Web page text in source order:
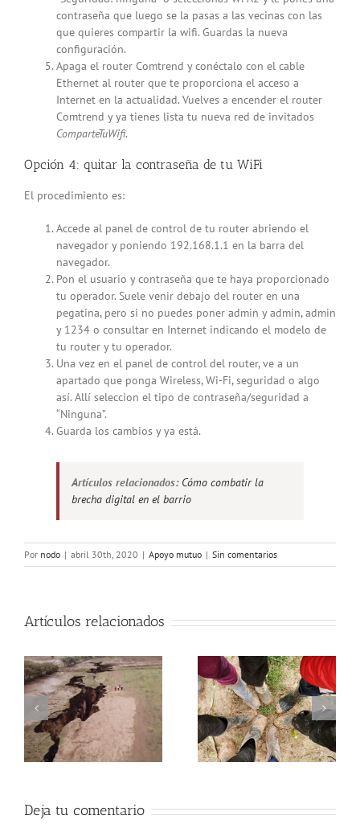
contraseña que luego se la pasas a las vecinas con las
que quieres compartir la wifi. Guardas la nueva
configuración.
Apaga el router Comtrend y conéctalo con el cable
Ethernet al router que te proporciona el acceso a
Internet en la actualidad. Vuelves a encender el router
Comtrend y ya tienes lista tu nueva red de invitados
ComparteTuWifi.
Opción 4: quitar la contraseña de tu WiFi
El procedimiento es:
Accede al panel de control de tu router abriendo el
navegador y poniendo 192.168.1.1 en la barra del
navegador.
Pon el usuario y contraseña que te haya proporcionado
tu operador. Suele venir debajo del router en una
pegatina, pero si no puedes poner admin y admin, admin
y 1234 o consultar en Internet indicando el modelo de
tu router y tu operador.
Una vez en el panel de control del router, ve a un
apartado que ponga Wireless, Wi-Fi, seguridad o algo
así. Allí seleccion el tipo de contraseña/seguridad a
“Ninguna”.
Guarda los cambios y ya está.
Artículos relacionados: Cómo combatir la
brecha digital en el barrio
Por nodo | abril 30th, 2020 | Apoyo mutuo | Sin comentarios
Artículos relacionados
Aceite y vino autónomo
Vs. la industria
alimentaria
Muchas gracias por el
apoyo, ¡seguimos
produciendo pantallas
sanitarias!
Deja tu comentario